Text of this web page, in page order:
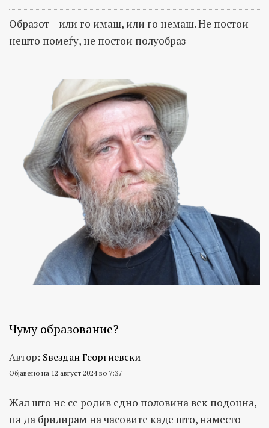
Образот – или го имаш, или го немаш. Не постои
нешто помеѓу, не постои полуобраз
Чуму образование?
Автор: Ѕвездан Георгиевски
Објавено на 12 август 2024 во 7:37
Жал што не се родив едно половина век подоцна,
па да брилирам на часовите каде што, наместо